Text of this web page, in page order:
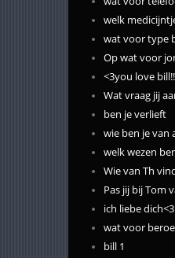
welk
wat voor type
Op wat voor
<3you love
Wat vraag jij
ben je verlieft
wie ben je van
welk wezen
Wie van Th
Pas jij bij Tom
ich liebe dich<3
wat voor
bill 1